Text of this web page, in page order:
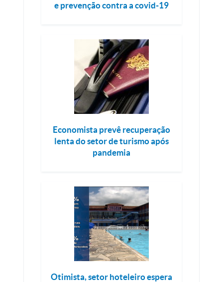
e prevenção contra a covid-19
Economista prevê recuperação
lenta do setor de turismo após
pandemia
Otimista, setor hoteleiro espera